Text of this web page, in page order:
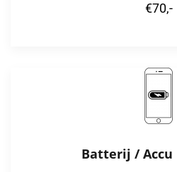
€70,-
Batterij /